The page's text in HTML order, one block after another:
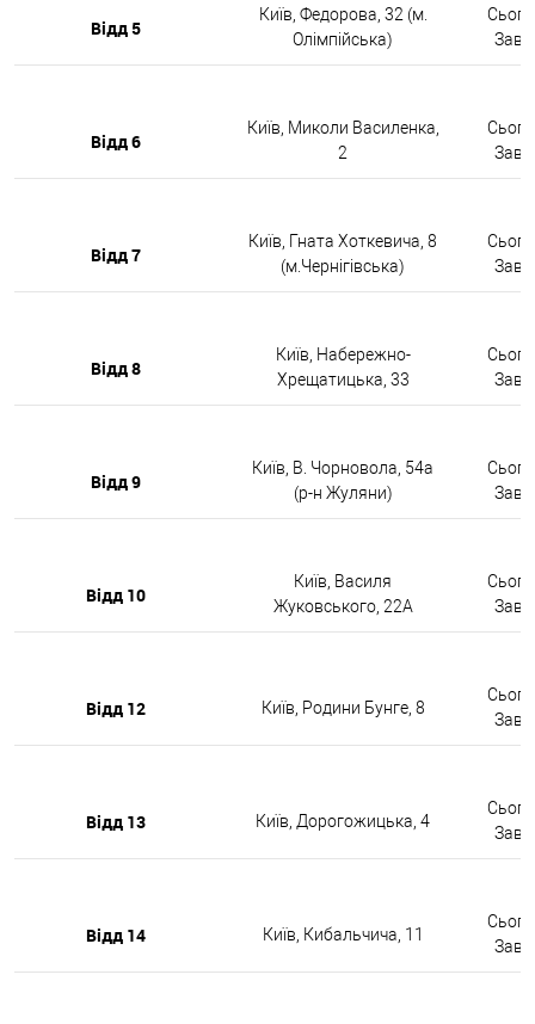
Відд 5
Київ, Федорова, 32 (м.
Олімпійська)
Відд 6
Київ, Миколи Василенка,
2
Відд 7
Київ, Гната Хоткевича, 8
(м.Чернігівська)
Відд 8
Київ, Набережно-
Хрещатицька, 33
Відд 9
Київ, В. Чорновола, 54а
(р-н Жуляни)
Відд 10
Київ, Василя
Жуковського, 22А
Відд 12 Київ, Родини Бунге, 8
Відд 13 Київ, Дорогожицька, 4
Відд 14 Київ, Кибальчича, 11